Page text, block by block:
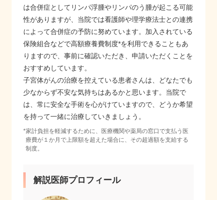
は合併症としてリンパ浮腫やリンパのう腫が起こる可能
性がありますが、当院では看護師や理学療法士との連携
によって合併症の予防に努めています。加入されている
保険組合などで高額療養費制度*を利用できることもあ
りますので、事前に確認いただき、申請いただくことを
おすすめしています。
子宮体がんの治療を控えている患者さんは、どなたでも
少なからず不安な気持ちはあるかと思います。当院で
は、常に安全な手術を心がけていますので、どうか希望
を持って一緒に治療していきましょう。
*家計負担を軽減するために、医療機関や薬局の窓口で支払う医
療費が１か月で上限額を超えた場合に、その超過額を支給する
制度。
解説医師プロフィール